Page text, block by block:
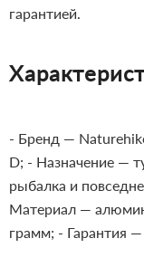
гарантией.
- Бренд —
D; - Назначение —
рыбалка и
Материал —
грамм; - Гарантия